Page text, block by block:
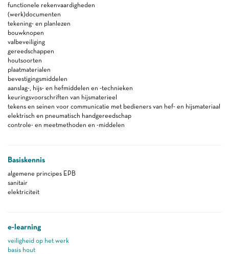
functionele rekenvaardigheden
(werk)documenten
tekening- en planlezen
bouwknopen
valbeveiliging
gereedschappen
houtsoorten
plaatmaterialen
bevestigingsmiddelen
aanslag-, hijs- en hefmiddelen en -technieken
keuringsvoorschriften van hijsmaterieel
tekens en seinen voor communicatie met bedieners van hef- en hijsmateriaal
elektrisch en pneumatisch handgereedschap
controle- en meetmethoden en -middelen
Basiskennis
algemene principes EPB
sanitair
elektriciteit
e-learning
veiligheid op het werk
basis hout